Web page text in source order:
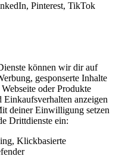
Pinterest, TikTok
können wir dir auf
gesponserte Inhalte
oder Produkte
anzeigen
deiner Einwilligung setzen
Drittdienste ein:
Klickbasierte